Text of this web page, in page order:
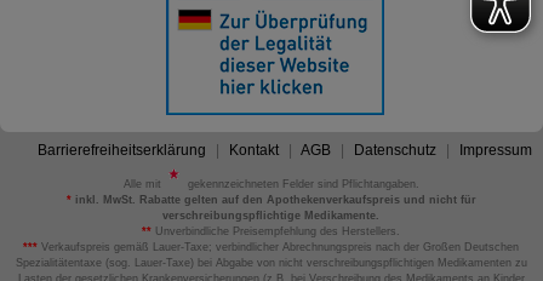
Barrierefreiheitserklärung Kontakt AGB Datenschutz Impressum
Alle mit
gekennzeichneten Felder sind Pflichtangaben.
*inkl. MwSt. Rabatte gelten auf den Apothekenverkaufspreis und nicht für
verschreibungspflichtige Medikamente.
** Unverbindliche Preisempfehlung des Herstellers.
*** Verkaufspreis gemäß Lauer-Taxe; verbindlicher Abrechnungspreis nach der Großen Deutschen
Spezialitätentaxe (sog. Lauer-Taxe) bei Abgabe von nicht verschreibungspflichtigen Medikamenten zu
Lasten der gesetzlichen Krankenversicherungen (z.B. bei Verschreibung des Medikaments an Kinder